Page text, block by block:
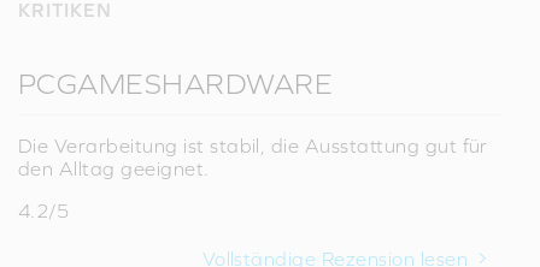
KRITIKEN
PCGAMESHARDWARE
Die Verarbeitung ist stabil, die Ausstattung gut für
den Alltag geeignet.
4.2/5
Vollständige Rezension lesen